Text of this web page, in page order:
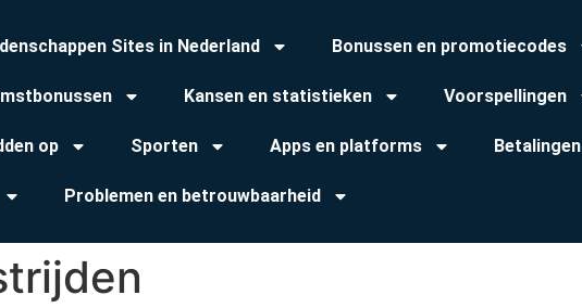
Sites in Nederland Bonussen en promotiecodes
Kansen en statistieken Voorspellingen
op Sporten Apps en platforms Betalingen
Problemen en betrouwbaarheid